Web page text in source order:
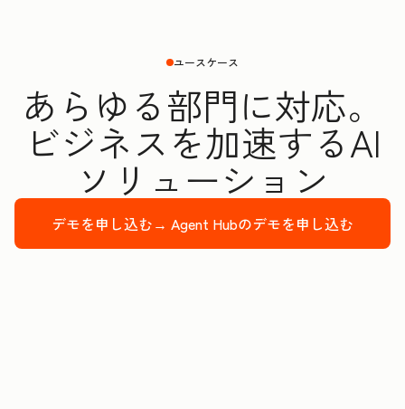
ユースケース
あらゆる部門に対応。
ビジネスを加速するAI
ソリューション
デモを申し込む→ Agent Hubのデモを申し込む